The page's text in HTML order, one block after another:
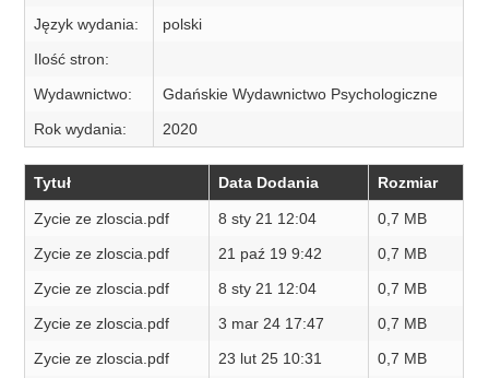
Język wydania:
polski
Ilość stron:
Wydawnictwo:
Gdańskie Wydawnictwo Psychologiczne
Rok wydania:
2020
Tytuł Data Dodania Rozmiar
Zycie ze zloscia.pdf 8 sty 21 12:04
0,7 MB
Zycie ze zloscia.pdf
21 paź 19 9:42
0,7 MB
Zycie ze zloscia.pdf
8 sty 21 12:04
0,7 MB
Zycie ze zloscia.pdf
3 mar 24 17:47
0,7 MB
Zycie ze zloscia.pdf
23 lut 25 10:31
0,7 MB